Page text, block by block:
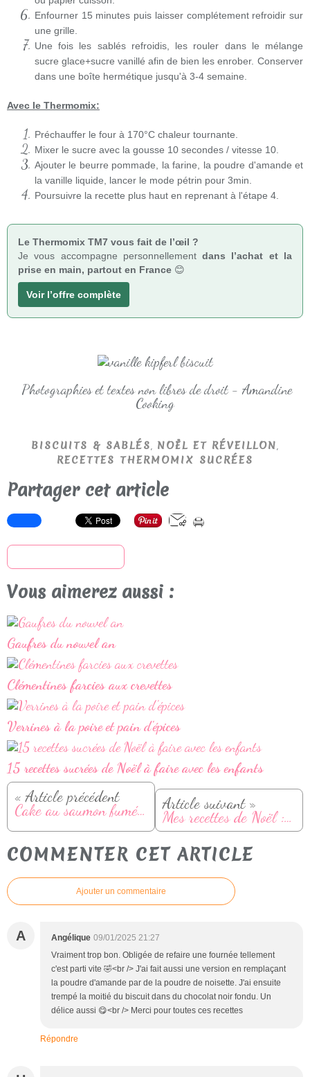
Enfourner 15 minutes puis laisser complétement refroidir sur
une grille.
Une fois les sablés refroidis, les rouler dans le mélange
sucre glace+sucre vanillé afin de bien les enrober. Conserver
dans une boîte hermétique jusqu'à 3-4 semaine.
Avec le Thermomix:
Préchauffer le four à 170°C chaleur tournante.
Mixer le sucre avec la gousse 10 secondes / vitesse 10.
Ajouter le beurre pommade, la farine, la poudre d'amande et
la vanille liquide, lancer le mode pétrin pour 3min.
Poursuivre la recette plus haut en reprenant à l'étape 4.
Le Thermomix TM7 vous fait de l’œil ?
Je vous accompagne personnellementdans l’achat et la
prise en main, partout en France 😊
Voir l’offre complète
Photographies et textes non libres de droit - Amandine
Cooking
BISCUITS & SABLÉS, NOËL ET RÉVEILLON,
RECETTES THERMOMIX SUCRÉES
Partager cet article
Vous aimerez aussi :
Gaufres du nouvel an
Clémentines farcies aux crevettes
Verrines à la poire et pain d'épices
15 recettes sucrées de Noël à faire avec les enfants
« Article précédent
Cake au saumon fumé et boursin Article suivant »
Mes recettes de Noël : idées faciles pour un repas de fête
COMMENTER CET ARTICLE
Ajouter un commentaire
A Angélique 09/01/2025 21:27
Vraiment trop bon. Obligée de refaire une fournée tellement
c'est parti vite 🤣<br /> J'ai fait aussi une version en remplaçant
la poudre d'amande par de la poudre de noisette. J'ai ensuite
trempé la moitié du biscuit dans du chocolat noir fondu. Un
délice aussi 😋<br /> Merci pour toutes ces recettes
Répondre